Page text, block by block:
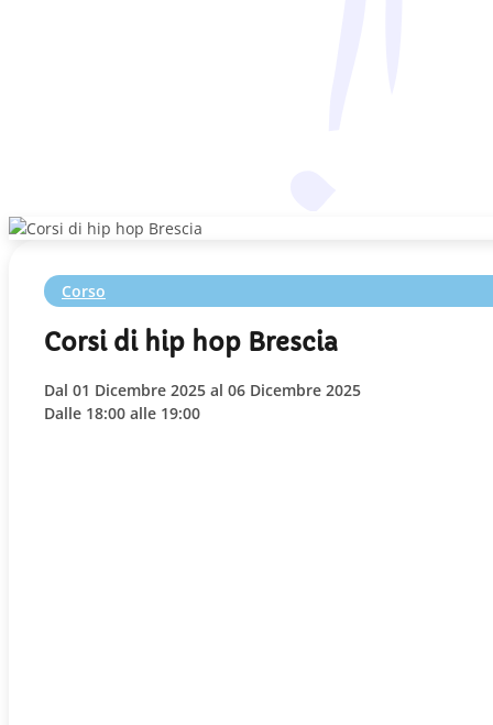
Corso
Corsi di hip hop Brescia
Dal 01 Dicembre 2025 al 06 Dicembre 2025
Dalle 18:00 alle 19:00